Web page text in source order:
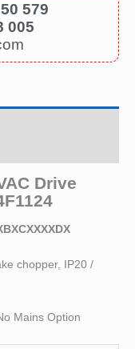
579
005
Drive
chopper, IP20 /
Mains Option